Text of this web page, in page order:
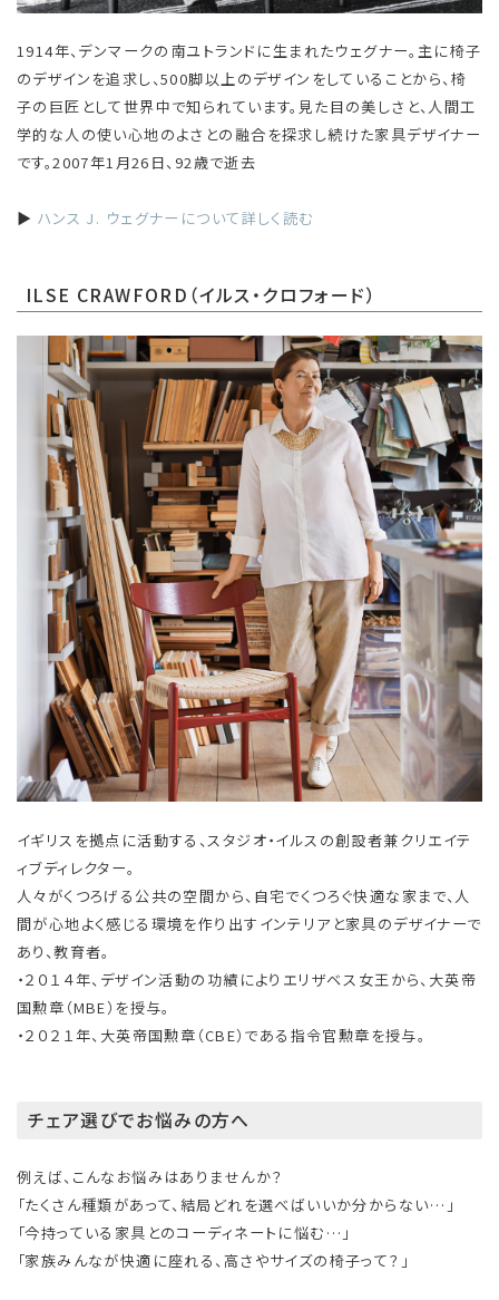
1914年、デンマークの南ユトランドに生まれたウェグナー。主に椅子
のデザインを追求し、500脚以上のデザインをしていることから、椅
子の巨匠として世界中で知られています。見た目の美しさと、人間工
学的な人の使い心地のよさとの融合を探求し続けた家具デザイナー
です。2007年1月26日、92歳で逝去
▶ ハンス J. ウェグナーについて詳しく読む
ILSE CRAWFORD（イルス・クロフォード）
イギリスを拠点に活動する、スタジオ・イルスの創設者兼クリエイテ
ィブディレクター。
人々がくつろげる公共の空間から、自宅でくつろぐ快適な家まで、人
間が心地よく感じる環境を作り出すインテリアと家具のデザイナーで
あり、教育者。
・２０１４年、デザイン活動の功績によりエリザベス女王から、大英帝
国勲章（MBE）を授与。
・２０２１年、大英帝国勲章（CBE）である指令官勲章を授与。
チェア選びでお悩みの方へ
例えば、こんなお悩みはありませんか？
「たくさん種類があって、結局どれを選べばいいか分からない…」
「今持っている家具とのコーディネートに悩む…」
「家族みんなが快適に座れる、高さやサイズの椅子って？」